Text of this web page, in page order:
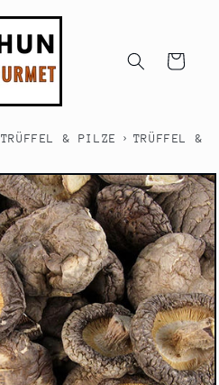
Warenkorb
TRÜFFEL & PILZE › TRÜFFEL &